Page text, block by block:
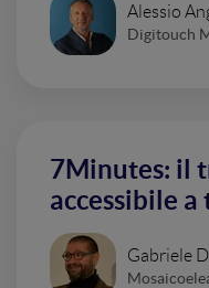
Alessio
Digitouch
7Minutes: il
accessibile
Gabriele